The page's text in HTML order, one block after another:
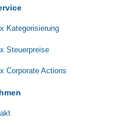
Kategorisierung
Steuerpreise
Corporate Actions